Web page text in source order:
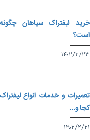
خرید لیفتراک سپاهان چگونه
است؟
۱۴۰۲/۲/۲۳
تعمیرات و خدمات انواع لیفتراک
کجا و...
۱۴۰۲/۲/۲۱